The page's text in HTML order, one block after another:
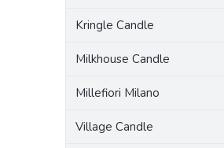
Kringle Candle
Milkhouse Candle
Millefiori Milano
Village Candle